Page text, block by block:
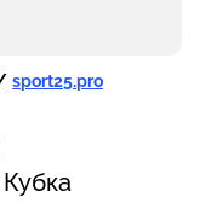
sport25.pro